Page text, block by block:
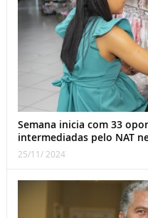
Semana inicia com 33
intermediadas pelo NAT
25/11/ 2024